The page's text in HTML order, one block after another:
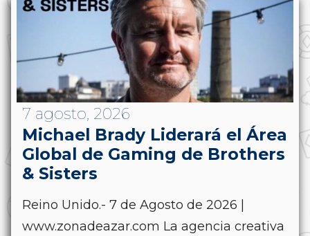
7 agosto, 2026
Michael Brady Liderará el Área
Global de Gaming de Brothers
& Sisters
Reino Unido.- 7 de Agosto de 2026 |
www.zonadeazar.com La agencia creativa